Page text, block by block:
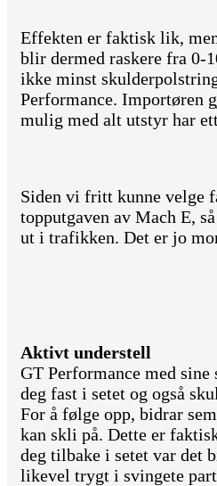
Effekten er faktisk lik,
blir dermed raskere fra 0-
ikke minst
Performance. Importøren
mulig med alt utstyr har
Siden vi fritt kunne velge
topputgaven av Mach E,
ut i trafikken. Det er jo
Aktivt understell
GT Performance med
deg fast i setet og også
For å følge opp, bidrar
kan skli på. Dette er
deg tilbake i setet var det
likevel trygt i svingete